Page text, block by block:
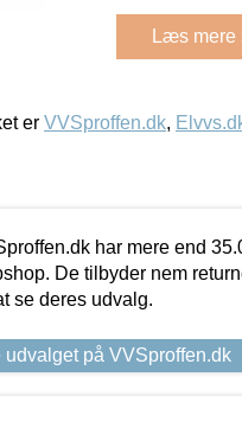
Læs mere
er VVSproffen.dk,
har mere end
De tilbyder nem
se deres udvalg.
udvalget på VVSproffen.dk